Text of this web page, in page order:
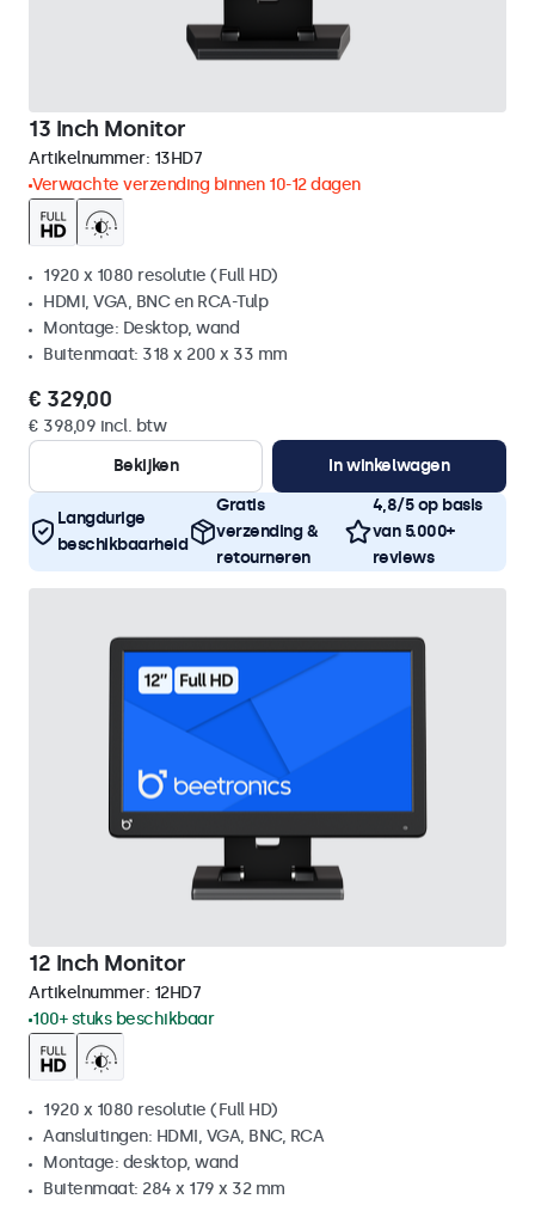
13 Inch Monitor
Artikelnummer: 13HD7
Verwachte verzending binnen 10-12 dagen
1920 x 1080 resolutie (Full HD)
HDMI, VGA, BNC en RCA-Tulp
Montage: Desktop, wand
Buitenmaat: 318 x 200 x 33 mm
€ 329,00
€ 398,09 incl. btw
Bekijken
In winkelwagen
Langdurige
beschikbaarheid
Gratis
verzending &
retourneren
4,8/5 op basis
van 5.000+
reviews
12 Inch Monitor
Artikelnummer: 12HD7
100+ stuks beschikbaar
1920 x 1080 resolutie (Full HD)
Aansluitingen: HDMI, VGA, BNC, RCA
Montage: desktop, wand
Buitenmaat: 284 x 179 x 32 mm